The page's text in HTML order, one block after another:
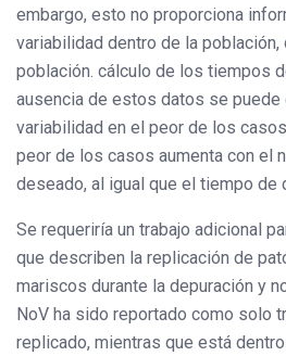
embargo, esto no proporciona
variabilidad dentro de la
población. cálculo de los tiempos
ausencia de estos datos se puede
variabilidad en el peor de los
peor de los casos aumenta con el
deseado, al igual que el tiempo de
Se requeriría un trabajo adicional
que describen la replicación de
mariscos durante la depuración y
NoV ha sido reportado como solo
replicado, mientras que está